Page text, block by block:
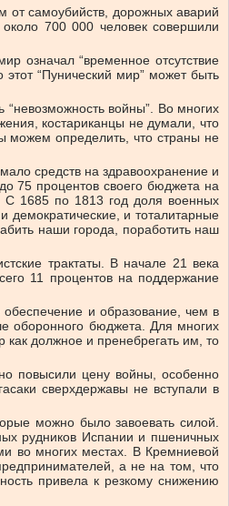
от самоубийств, дорожных аварий
700 000 человек совершили
означал “временное отсутствие
“Пунический мир” может быть
войны”. Во многих
костариканцы не думали, что
можем определить, что страны не
средств на здравоохранение и
75 процентов своего бюджета на
С 1685 по 1813 год доля военных
демократические, и тоталитарные
наши города, поработить наш
трактаты. В начале 21 века
11 процентов на поддержание
и образование, чем в
оборонного бюджета. Для многих
должное и пренебрегать им, то
повысили цену войны, особенно
сверхдержавы не вступали в
можно было завоевать силой.
рудников Испании и пшеничных
во многих местах. В Кремниевой
а не на том, что
привела к резкому снижению